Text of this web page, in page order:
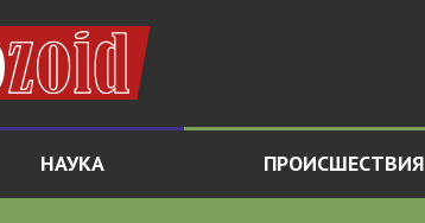
НАУКА ПРОИСШЕСТВИЯ